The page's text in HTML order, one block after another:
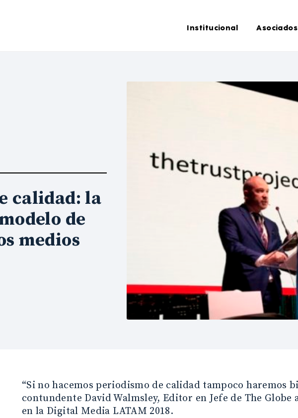
Institucional Asociados
calidad: la
de
medios
“Si no hacemos periodismo de calidad tampoco haremos
contundente David Walmsley, Editor en Jefe de The
en la Digital Media LATAM 2018.